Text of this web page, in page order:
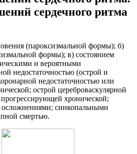
сердечного ритма
(пароксизмальной формы); б)
формы); в) состоянием
и вероятными
недостаточностью (острой и
недостаточностью или
острой цереброваскулярной
хронической;
синкопальными
смертью.